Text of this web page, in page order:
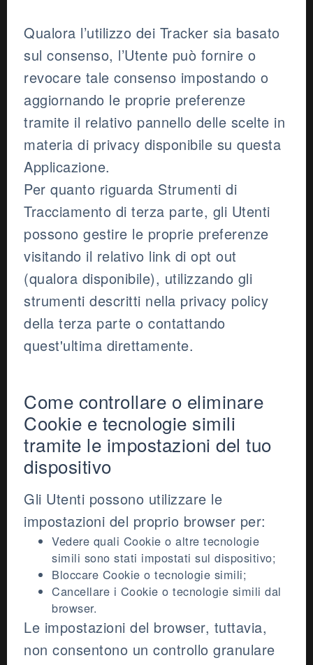
Qualora l’utilizzo dei Tracker sia basato
sul consenso, l’Utente può fornire o
revocare tale consenso impostando o
aggiornando le proprie preferenze
tramite il relativo pannello delle scelte in
materia di privacy disponibile su questa
Applicazione.
Per quanto riguarda Strumenti di
Tracciamento di terza parte, gli Utenti
possono gestire le proprie preferenze
visitando il relativo link di opt out
(qualora disponibile), utilizzando gli
strumenti descritti nella privacy policy
della terza parte o contattando
quest'ultima direttamente.
Come controllare o eliminare
Cookie e tecnologie simili
tramite le impostazioni del tuo
dispositivo
Gli Utenti possono utilizzare le
impostazioni del proprio browser per:
Vedere quali Cookie o altre tecnologie
simili sono stati impostati sul dispositivo;
Bloccare Cookie o tecnologie simili;
Cancellare i Cookie o tecnologie simili dal
browser.
Le impostazioni del browser, tuttavia,
non consentono un controllo granulare